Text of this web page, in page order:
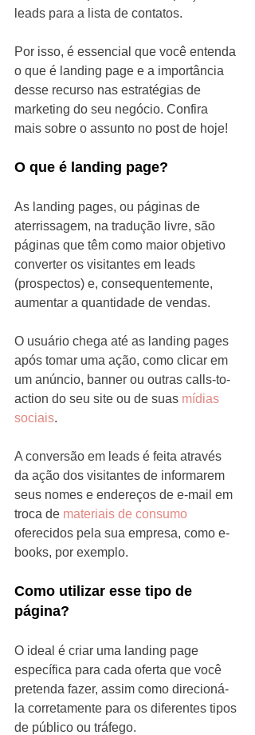
leads para a lista de contatos.
Por isso, é essencial que você entenda
o que é landing page e a importância
desse recurso nas estratégias de
marketing do seu negócio. Confira
mais sobre o assunto no post de hoje!
O que é landing page?
As landing pages, ou páginas de
aterrissagem, na tradução livre, são
páginas que têm como maior objetivo
converter os visitantes em leads
(prospectos) e, consequentemente,
aumentar a quantidade de vendas.
O usuário chega até as landing pages
após tomar uma ação, como clicar em
um anúncio, banner ou outras calls-to-
action do seu site ou de suas mídias
sociais.
A conversão em leads é feita através
da ação dos visitantes de informarem
seus nomes e endereços de e-mail em
troca de materiais de consumo
oferecidos pela sua empresa, como e-
books, por exemplo.
Como utilizar esse tipo de
página?
O ideal é criar uma landing page
específica para cada oferta que você
pretenda fazer, assim como direcioná-
la corretamente para os diferentes tipos
de público ou tráfego.